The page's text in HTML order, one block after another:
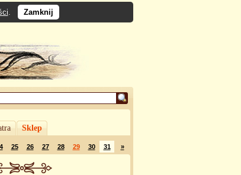
. Zamknij
Sklep
25 26 27 28 29 30 31 »